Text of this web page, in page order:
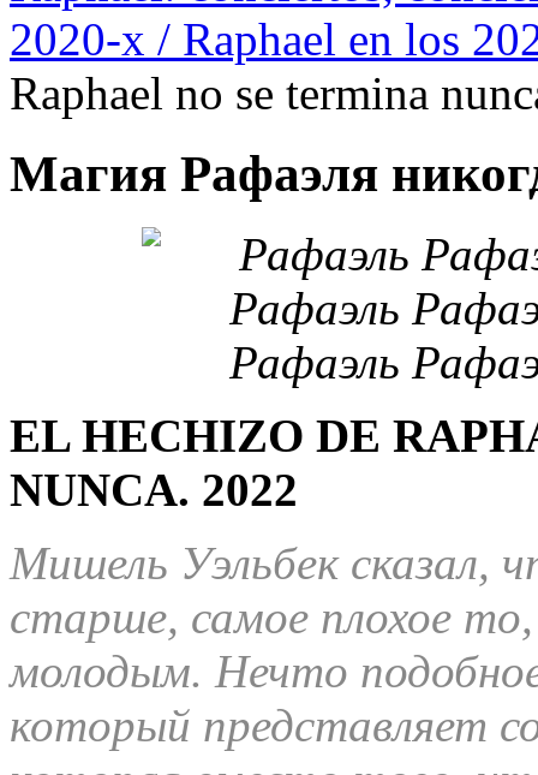
2020-х / Raphael en los
Raphael no se termina
Магия Рафаэля
EL HECHIZO DE
NUNCA. 2022
Мишель Уэльбек сказал,
старше, самое плохое
молодым. Нечто
который представляет